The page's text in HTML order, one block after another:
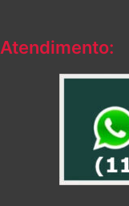
Atendimento: